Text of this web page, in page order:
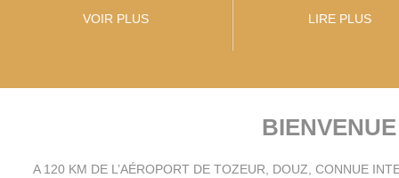
VOIR PLUS LIRE PLUS
A 120 KM DE L’AÉROPORT DE TOZEUR, DOUZ, CONNUE